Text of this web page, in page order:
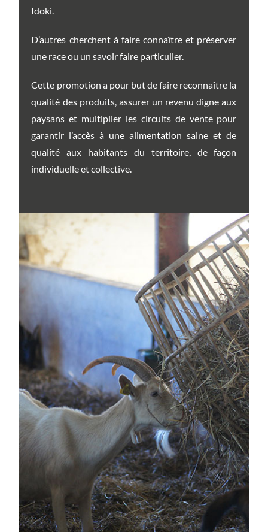
Idoki.
D’autres cherchent à faire connaître et préserver
une race ou un savoir faire particulier.
Cette promotion a pour but de faire reconnaître la
qualité des produits, assurer un revenu digne aux
paysans et multiplier les circuits de vente pour
garantir l’accès à une alimentation saine et de
qualité aux habitants du territoire, de façon
individuelle et collective.